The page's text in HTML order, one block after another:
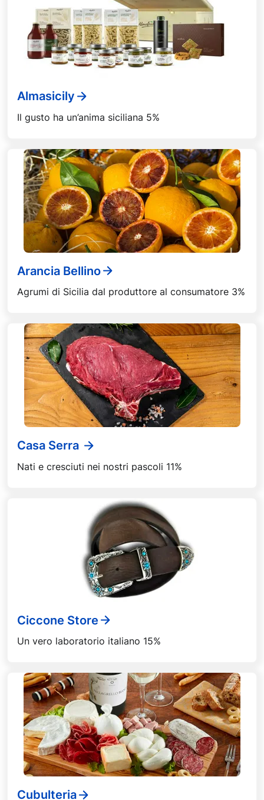
Almasicily
Il gusto ha un’anima siciliana 5%
Arancia Bellino
Agrumi di Sicilia dal produttore al consumatore 3%
Casa Serra
Nati e cresciuti nei nostri pascoli 11%
Ciccone Store
Un vero laboratorio italiano 15%
Cubulteria